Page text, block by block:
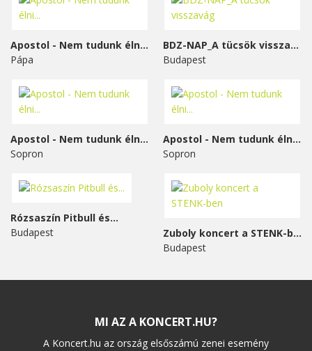
Apostol - Nem tudunk élni...
Pápa
BDZ-NAP_A tücsök visszavág
Budapest
Apostol - Nem tudunk élni...
Sopron
Apostol - Nem tudunk élni...
Sopron
Rózsaszín Pitbull és...
Budapest
Zuboly koncert a STENK-ben
Budapest
MI AZ A KONCERT.HU?
A Koncert.hu az ország elsőszámú zenei esemény